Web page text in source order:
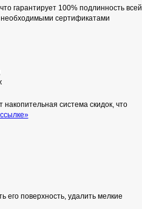
гарантирует 100% подлинность всей
необходимыми сертификатами
система скидок, что
ссылке»
поверхность, удалить мелкие